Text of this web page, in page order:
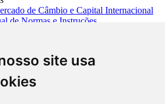
site usa
de Câmbio e Capital Internacional
de Normas e Instruções
de Títulos e Valores Mobiliários
de Crédito Rural
de Organização do SFN
de Supervisão Bancária
de Documentos
- Classificação Nacional de